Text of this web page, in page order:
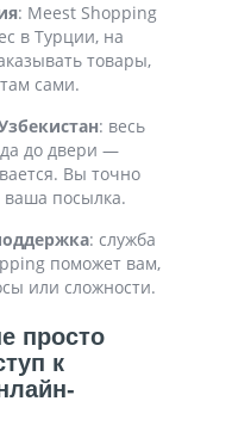
: Meest Shopping
в Турции, на
товары,
сами.
: весь
до двери —
Вы точно
ваша посылка.
: служба
поможет вам,
или сложности.
просто
к